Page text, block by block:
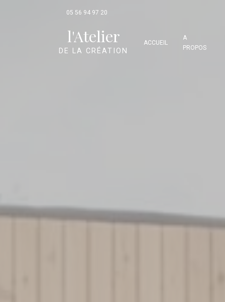
05 56 94 97 20
l'Atelier
DE LA CRÉATION
ACCUEIL
A
PROPOS